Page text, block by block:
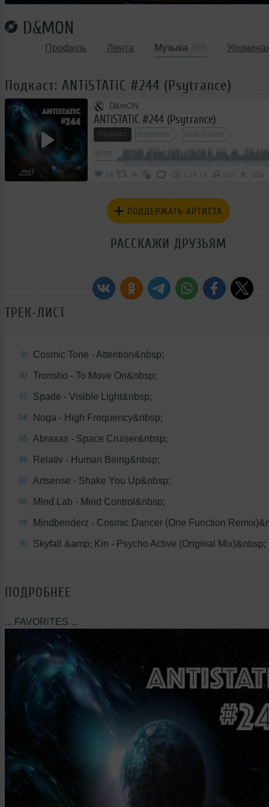
D&MON
Профиль Лента Музыка
Подкаст: ANTiSTATiC #244 (Psytrance)
D&mON
ANTiSTATiC #244 (Psytrance)
Подкаст Psytrance Goa Trance
24 316 </>
ПОДДЕРЖАТЬ АРТИСТА
РАССКАЖИ ДРУЗЬЯМ
ТРЕК-ЛИСТ
01 Cosmic Tone - Attention&nbsp;
02 Tronsho - To Move On&nbsp;
03 Spade - Visible Light&nbsp;
04 Noga - High Frequency&nbsp;
05 Abraxas - Space Cruiser&nbsp;
06 Relativ - Human Being&nbsp;
07 Artsense - Shake You Up&nbsp;
08 Mind Lab - Mind Control&nbsp;
09 Mindbenderz - Cosmic Dancer (One Function
10 Skyfall &amp; Kin - Psycho Active (Original Mix)&nbsp;
ПОДРОБНЕЕ
... FAVORiTES ...